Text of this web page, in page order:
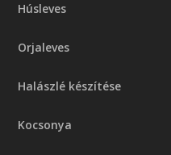
Húsleves
Orjaleves
Halászlé készítése
Kocsonya